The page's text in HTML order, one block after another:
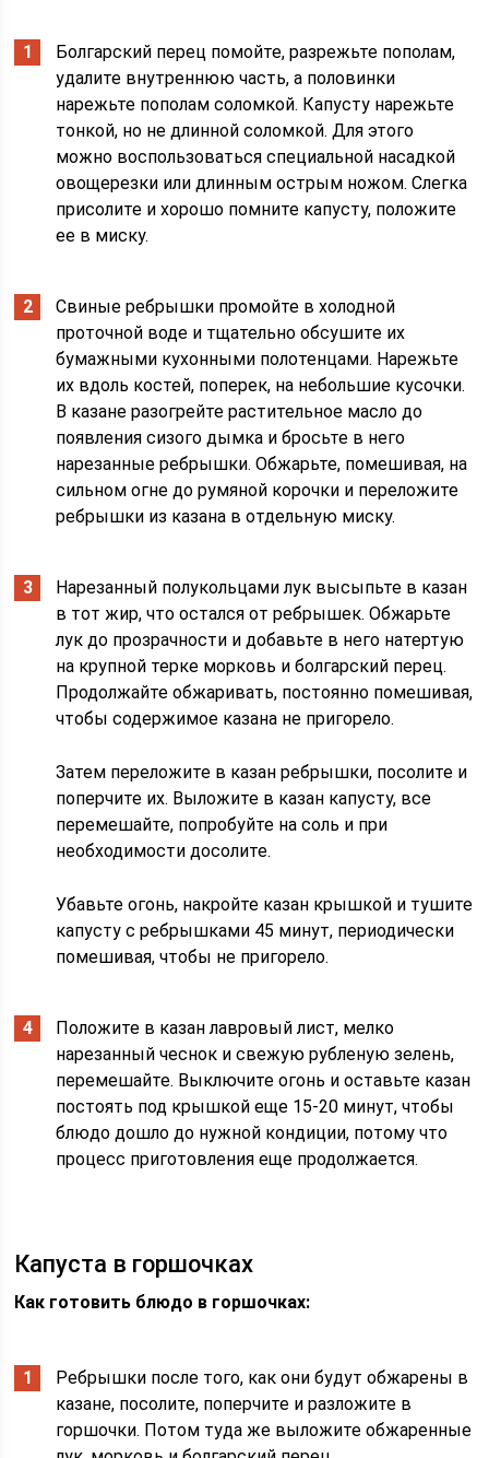
Болгарский перец помойте, разрежьте пополам,
удалите внутреннюю часть, а половинки
нарежьте пополам соломкой. Капусту нарежьте
тонкой, но не длинной соломкой. Для этого
можно воспользоваться специальной насадкой
овощерезки или длинным острым ножом. Слегка
присолите и хорошо помните капусту, положите
ее в миску.
Свиные ребрышки промойте в холодной
проточной воде и тщательно обсушите их
бумажными кухонными полотенцами. Нарежьте
их вдоль костей, поперек, на небольшие кусочки.
В казане разогрейте растительное масло до
появления сизого дымка и бросьте в него
нарезанные ребрышки. Обжарьте, помешивая, на
сильном огне до румяной корочки и переложите
ребрышки из казана в отдельную миску.
Нарезанный полукольцами лук высыпьте в казан
в тот жир, что остался от ребрышек. Обжарьте
лук до прозрачности и добавьте в него натертую
на крупной терке морковь и болгарский перец.
Продолжайте обжаривать, постоянно помешивая,
чтобы содержимое казана не пригорело.
Затем переложите в казан ребрышки, посолите и
поперчите их. Выложите в казан капусту, все
перемешайте, попробуйте на соль и при
необходимости досолите.
Убавьте огонь, накройте казан крышкой и тушите
капусту с ребрышками 45 минут, периодически
помешивая, чтобы не пригорело.
Положите в казан лавровый лист, мелко
нарезанный чеснок и свежую рубленую зелень,
перемешайте. Выключите огонь и оставьте казан
постоять под крышкой еще 15-20 минут, чтобы
блюдо дошло до нужной кондиции, потому что
процесс приготовления еще продолжается.
Капуста в горшочках
Как готовить блюдо в горшочках:
Ребрышки после того, как они будут обжарены в
казане, посолите, поперчите и разложите в
горшочки. Потом туда же выложите обжаренные